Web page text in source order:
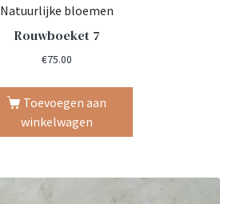
Natuurlijke bloemen
Rouwboeket 7
€75.00
Toevoegen aan
winkelwagen